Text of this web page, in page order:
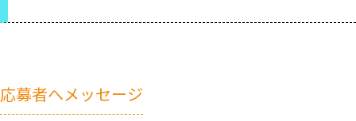
応募者へメッセージ